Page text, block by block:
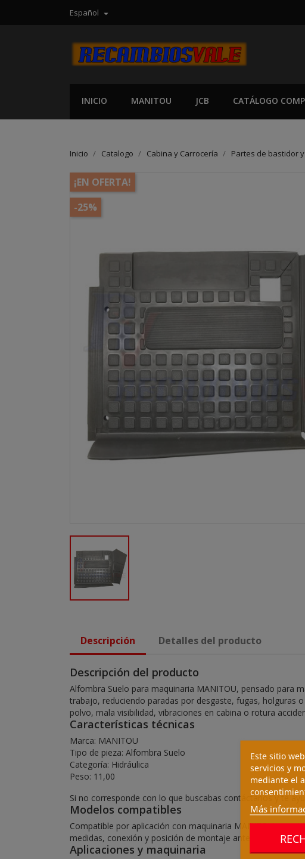
Español 
INICIO MANITOU JCB CATÁLOGO
Inicio Catalogo Cabina y Carrocería Partes de bastidor
¡EN OFERTA!
-25%
Descripción Detalles del producto
Descripción del producto
Alfombra Suelo para maquinaria MANITOU, pensado para
trabajo, reduciendo paradas por desgaste, fugas, holguras
polvo, mala visibilidad, vibraciones en cabina o rotura
Características técnicas
Marca: MANITOU
Tipo de pieza: Alfombra Suelo
Categoría: Hidráulica
Peso: 11,00
Si no corresponde con lo que buscabas contáctanos y te
Modelos compatibles
Compatible por aplicación con maquinaria MANITOU que
medidas, conexión y posición de montaje antes de comprar.
Aplicaciones y maquinaria
Este sitio
servicios y
mediante el
Más